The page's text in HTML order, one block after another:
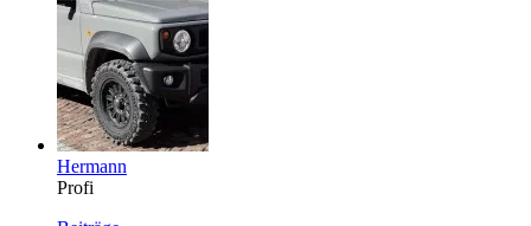
Hermann
Profi